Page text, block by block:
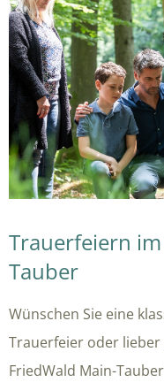
Trauerfeiern
Tauber
Wünschen Sie eine
Trauerfeier oder lieber
FriedWald Main-